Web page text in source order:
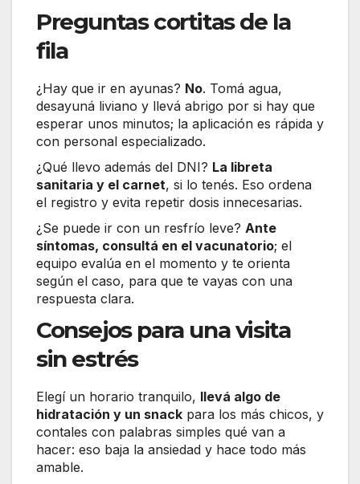
Preguntas cortitas de la
fila
¿Hay que ir en ayunas? No. Tomá agua,
desayuná liviano y llevá abrigo por si hay que
esperar unos minutos; la aplicación es rápida y
con personal especializado.
¿Qué llevo además del DNI? La libreta
sanitaria y el carnet, si lo tenés. Eso ordena
el registro y evita repetir dosis innecesarias.
¿Se puede ir con un resfrío leve? Ante
síntomas, consultá en el vacunatorio; el
equipo evalúa en el momento y te orienta
según el caso, para que te vayas con una
respuesta clara.
Consejos para una visita
sin estrés
Elegí un horario tranquilo, llevá algo de
hidratación y un snack para los más chicos, y
contales con palabras simples qué van a
hacer: eso baja la ansiedad y hace todo más
amable.